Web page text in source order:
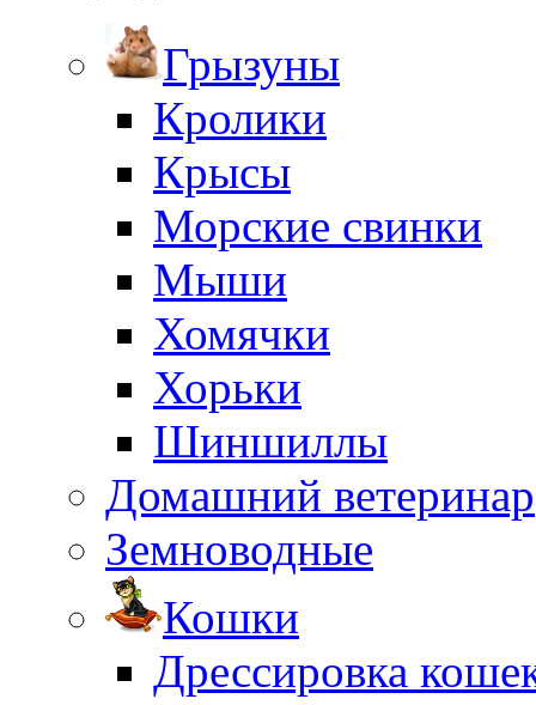
Грызуны
Кролики
Крысы
Морские свинки
Мыши
Хомячки
Хорьки
Шиншиллы
Домашний ветеринар
Земноводные
Кошки
Дрессировка